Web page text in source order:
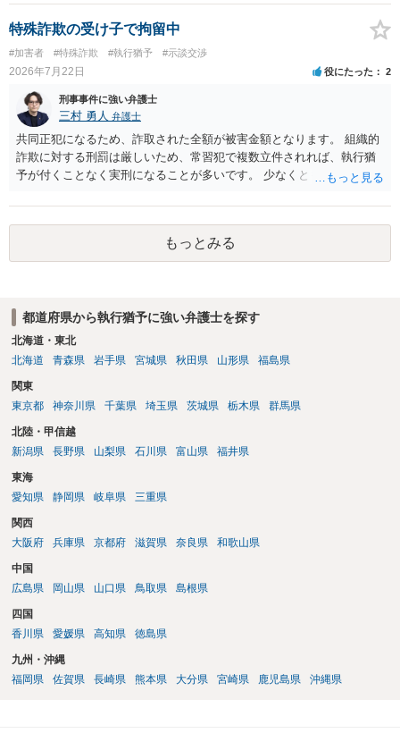
めします。
特殊詐欺の受け子で拘留中
#加害者 #特殊詐欺 #執行猶予 #示談交渉
2026年7月22日 役にたった 2
刑事事件に強い弁護士
三村 勇人 弁護士
共同正犯になるため、詐取された全額が被害金額となります。 組織的
詐欺に対する刑罰は厳しいため、常習犯で複数立件されれば、執行猶
予が付くことなく実刑になることが多いです。 少なくとも、執行猶予
す。 弁護士を介して共犯者数人で被害弁済を行うこともあります。 保
釈申請については、共犯なので、全て公判請求されるまで難しいです
が、個別具体的な事情により異なります。 弁護方針により、結果が変
わるため、刑事事件に精通している弁護人を選任されることをお勧め
もっとみる
都道府県から執行猶予に強い弁護士を探す
北海道・東北
北海道
青森県 岩手県 宮城県 秋田県 山形県 福島県
関東
東京都
神奈川県 千葉県 埼玉県 茨城県 栃木県 群馬県
北陸・甲信越
新潟県
長野県 山梨県 石川県 富山県 福井県
東海
愛知県
静岡県 岐阜県 三重県
関西
大阪府
兵庫県 京都府 滋賀県 奈良県 和歌山県
中国
広島県
岡山県 山口県 鳥取県 島根県
四国
香川県
愛媛県 高知県 徳島県
九州・沖縄
福岡県
佐賀県 長崎県 熊本県 大分県 宮崎県 鹿児島県 沖縄県